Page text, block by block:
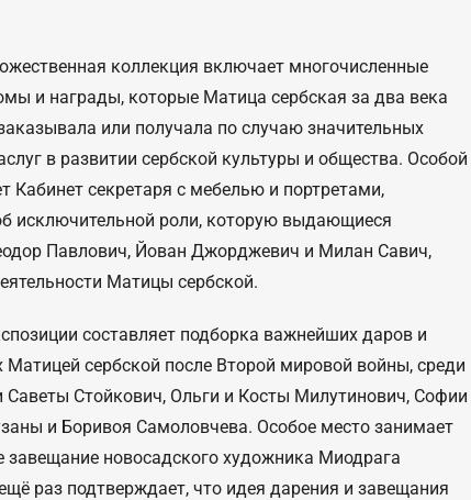
коллекция включает многочисленные
и награды, которые Матица сербская за два века
или получала по случаю значительных
в развитии сербской культуры и общества. Особой
Кабинет секретаря с мебелью и портретами,
исключительной роли, которую выдающиеся
Павлович, Йован Джорджевич и Милан Савич,
Матицы сербской.
составляет подборка важнейших даров и
сербской после Второй мировой войны, среди
Стойкович, Ольги и Косты Милутинович, Софии
и Боривоя Самоловчева. Особое место занимает
завещание новосадского художника Миодрага
раз подтверждает, что идея дарения и завещания